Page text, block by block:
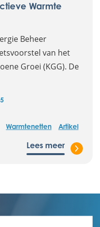
Warmte
Beheer
van het
Groei (KGG). De
Warmtenetten Artikel
Lees meer